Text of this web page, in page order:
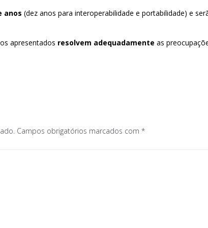
anos (dez anos para interoperabilidade e portabilidade) e
apresentados resolvem adequadamente as
Campos obrigatórios marcados com *